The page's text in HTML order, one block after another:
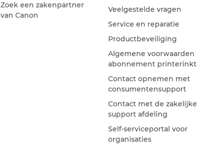
Zoek een zakenpartner
van Canon
Veelgestelde vragen
Service en reparatie
Productbeveiliging
Algemene voorwaarden
abonnement printerinkt
Contact opnemen met
consumentensupport
Contact met de zakelijke
support afdeling
Self-serviceportal voor
organisaties